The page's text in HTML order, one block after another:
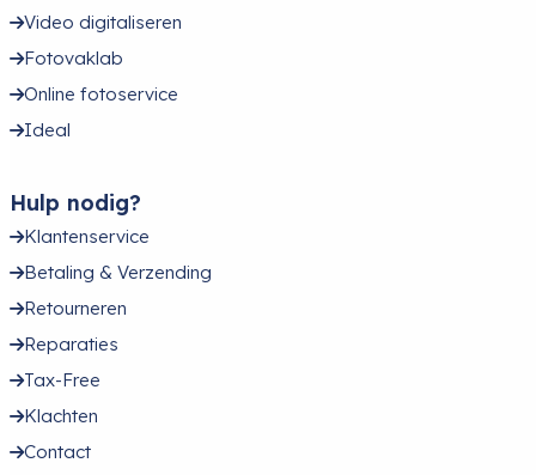
Video digitaliseren
Fotovaklab
Online fotoservice
Ideal
Hulp nodig?
Klantenservice
Betaling & Verzending
Retourneren
Reparaties
Tax-Free
Klachten
Contact